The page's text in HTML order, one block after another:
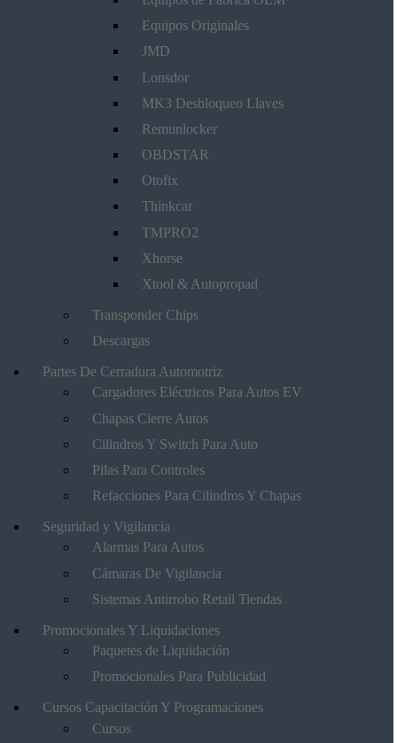
Equipos Originales
JMD
Lonsdor
MK3 Desbloqueo Llaves
Remunlocker
OBDSTAR
Otofix
Thinkcar
TMPRO2
Xhorse
Xtool & Autopropad
Transponder Chips
Descargas
Partes De Cerradura Automotriz
Cargadores Eléctricos Para Autos EV
Chapas Cierre Autos
Cilindros Y Switch Para Auto
Pilas Para Controles
Refacciones Para Cilindros Y Chapas
Seguridad y Vigilancia
Alarmas Para Autos
Cámaras De Vigilancia
Sistemas Antirrobo Retail Tiendas
Promocionales Y Liquidaciones
Paquetes de Liquidación
Promocionales Para Publicidad
Cursos Capacitación Y Programaciones
Cursos